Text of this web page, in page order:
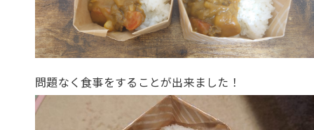
問題なく食事をすることが出来ました！